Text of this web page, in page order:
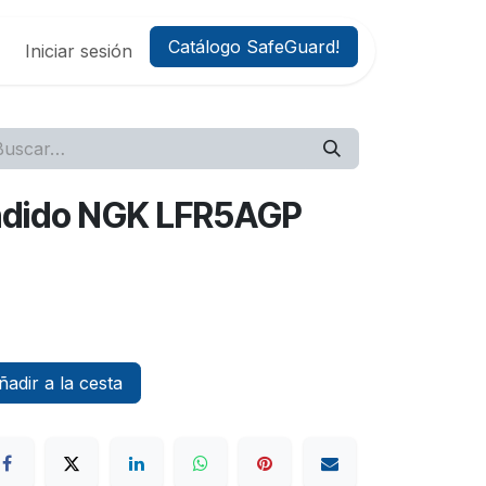
Iniciar sesión Catálogo SafeGuard!
NGK LFR5AGP
a la cesta